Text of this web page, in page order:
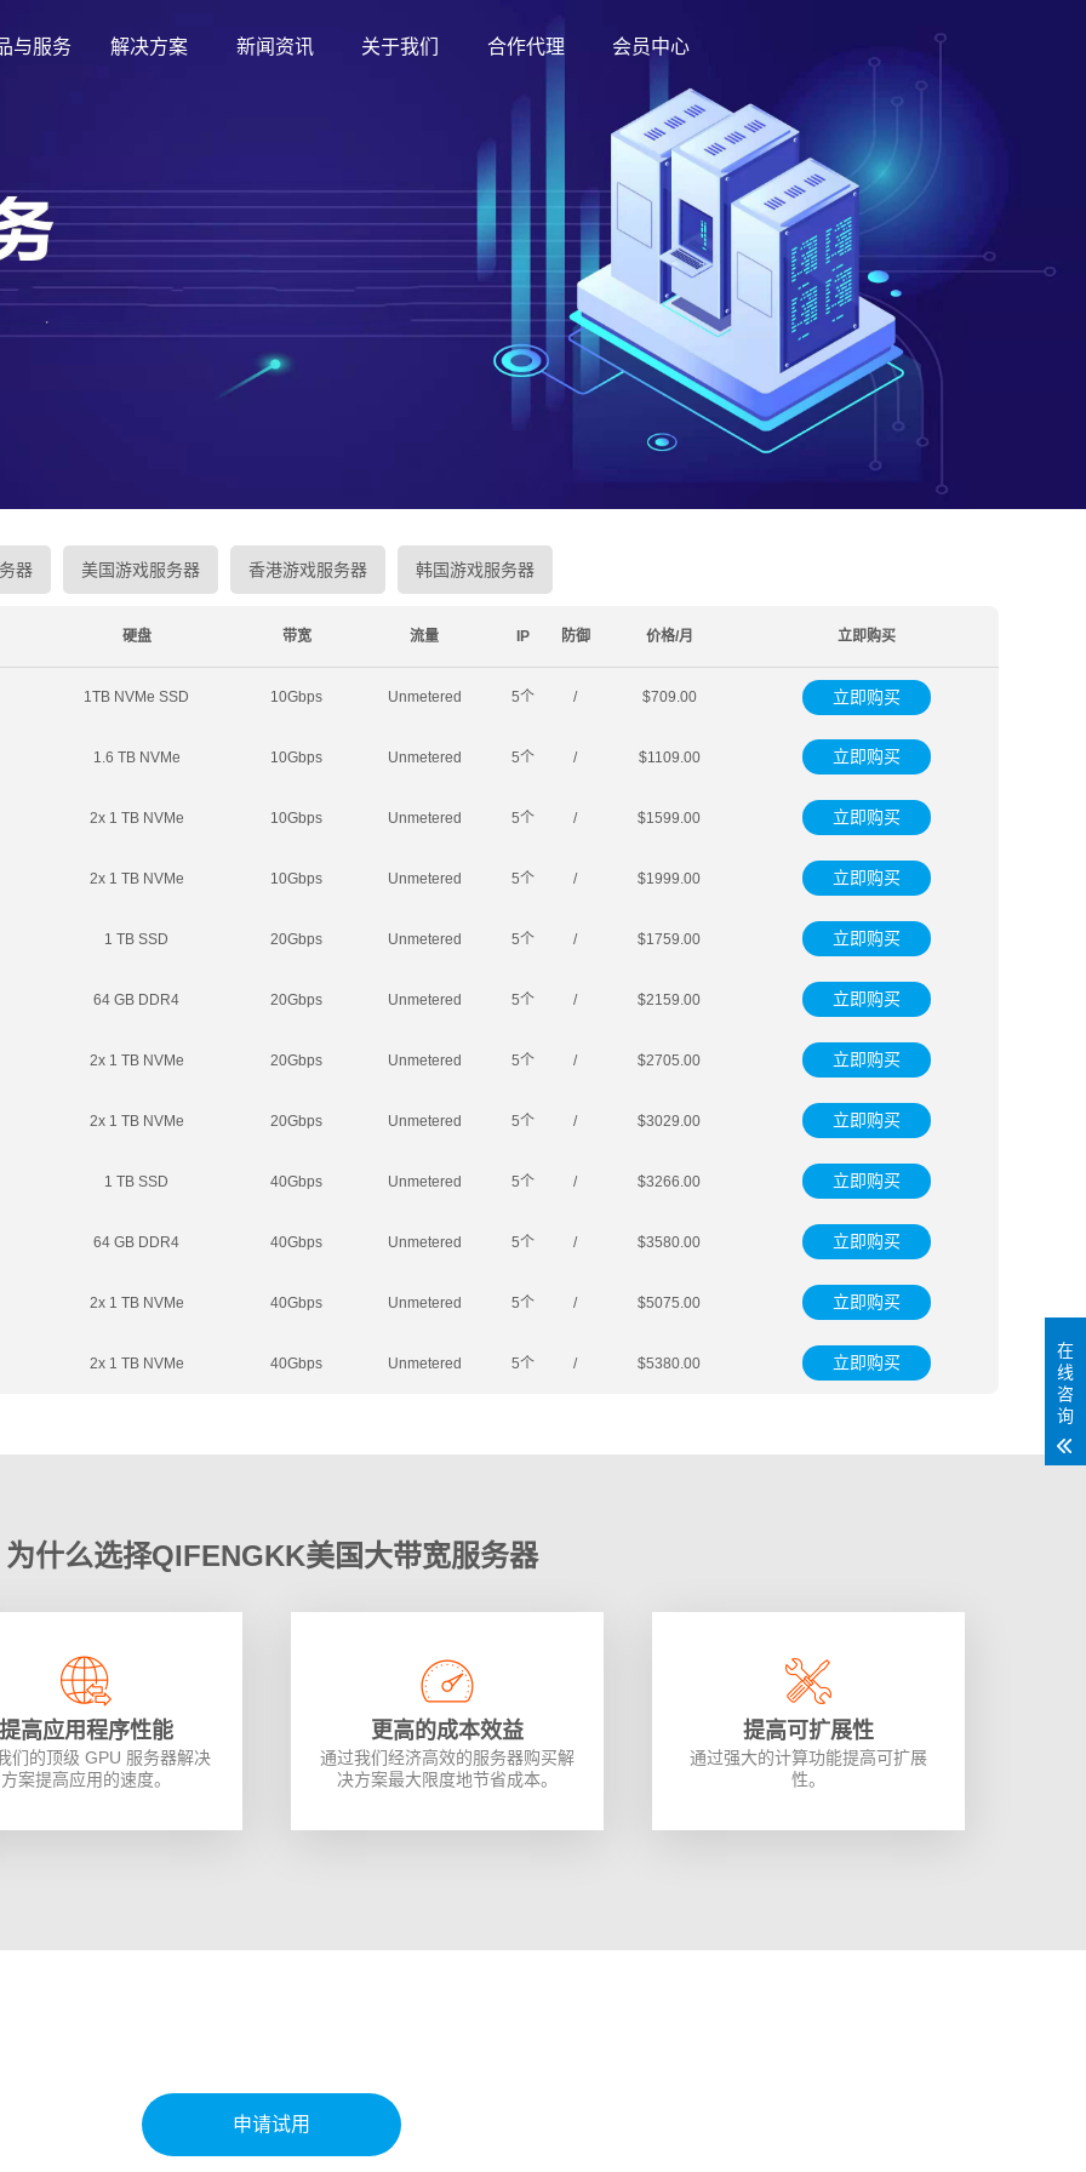
与服务 解决方案 新闻资讯 关于我们 合作代理 会员中心
器 美国游戏服务器 香港游戏服务器 韩国游戏服务器
硬盘 带宽 流量 IP 防御 价格/月 立即购买
1TB NVMe SSD 10Gbps Unmetered 5个 / $709.00 立即购买
1.6 TB NVMe 10Gbps Unmetered 5个 / $1109.00 立即购买
2x 1 TB NVMe 10Gbps Unmetered 5个 / $1599.00 立即购买
2x 1 TB NVMe 10Gbps Unmetered 5个 / $1999.00 立即购买
1 TB SSD 20Gbps Unmetered 5个 / $1759.00 立即购买
64 GB DDR4 20Gbps Unmetered 5个 / $2159.00 立即购买
2x 1 TB NVMe 20Gbps Unmetered 5个 / $2705.00 立即购买
2x 1 TB NVMe 20Gbps Unmetered 5个 / $3029.00 立即购买
1 TB SSD 40Gbps Unmetered 5个 / $3266.00 立即购买
64 GB DDR4 40Gbps Unmetered 5个 / $3580.00 立即购买
2x 1 TB NVMe 40Gbps Unmetered 5个 / $5075.00 立即购买
2x 1 TB NVMe 40Gbps Unmetered 5个 / $5380.00 立即购买
为什么选择QIFENGKK美国大带宽服务器
提高应用程序性能
们的顶级 GPU 服务器解决
方案提高应用的速度。
更高的成本效益
通过我们经济高效的服务器购买解
决方案最大限度地节省成本。
提高可扩展性
通过强大的计算功能提高可扩展
性。
申请试用
在
线
咨
询